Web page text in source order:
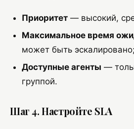
Приоритет — высокий,
Максимальное время
может быть эскалировано;
Доступные агенты —
группой.
Шаг 4. Настройте SLA